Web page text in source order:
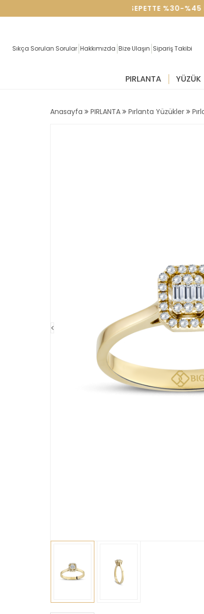
SEVGILILER GÜNÜNE ÖZEL SEPETTE %30-
Sıkça Sorulan Sorular Hakkımızda Bize Ulaşın Sipariş Takibi
PIRLANTA YÜZÜK
Anasayfa PIRLANTA Pırlanta Yüzükler